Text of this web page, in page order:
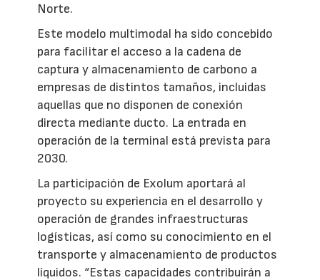
Norte.
Este modelo multimodal ha sido concebido
para facilitar el acceso a la cadena de
captura y almacenamiento de carbono a
empresas de distintos tamaños, incluidas
aquellas que no disponen de conexión
directa mediante ducto. La entrada en
operación de la terminal está prevista para
2030.
La participación de Exolum aportará al
proyecto su experiencia en el desarrollo y
operación de grandes infraestructuras
logísticas, así como su conocimiento en el
transporte y almacenamiento de productos
líquidos. “Estas capacidades contribuirán a